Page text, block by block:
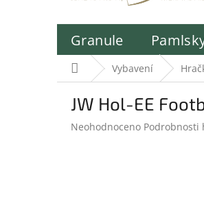
Granule
Domů Vybavení
JW Hol-EE
Průměrné
Neohodnoceno Podrobnosti